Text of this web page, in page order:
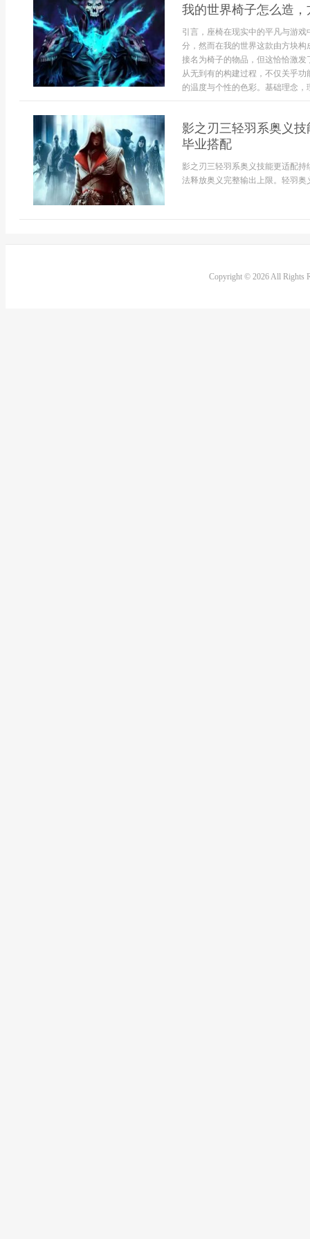
我的世界椅子怎么造
引言，座椅在现实中的平凡与游
分，然而在我的世界这款由方块
接名为椅子的物品，但这恰恰激
从无到有的构建过程，不仅关乎
的温度与个性的色彩。基础理念，
影之刃三轻羽系奥义
毕业搭配
影之刃三轻羽系奥义技能更适配
法释放奥义完整输出上限。轻羽
Copyright © 2026 All Rights